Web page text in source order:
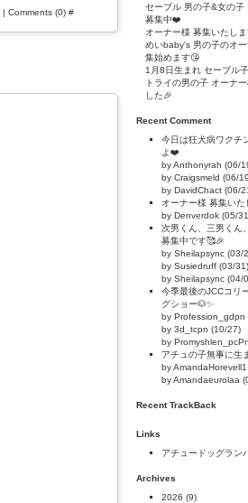
| Comments (0) #
セーブル 男の子&女の子
募集中❤️
オーナー様 募集いたし
めいbaby's 男の子のオ
集始めます😘
1月8日生まれ セーブル
トライの男の子 オーナ
した🎉
Recent Comment
今日は狂犬病ワクチ
よ❤️
by Anthonyrah (06/
by Craigsmeld (06/
by DavidChact (06/
オーナー様 募集いた
by Denverdok (05/
次男くん、三男くん
募集中です🥰🎉
by Sheilapsync (03/
by Susiedruff (03/31)
by Sheilapsync (04/
今季最後のJCCコリ
グショー🐶✨
by Profession_gdpn
by 3d_tcpn (10/27)
by
アチュの子無事に生
by
by Amandaeurolaa
Recent TrackBack
Links
アチュードッグラン
Archives
2026 (9)